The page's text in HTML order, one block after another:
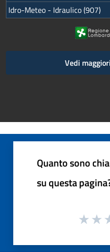
Idro-Meteo - Idraulico (907)
Vedi
Quanto sono
su questa